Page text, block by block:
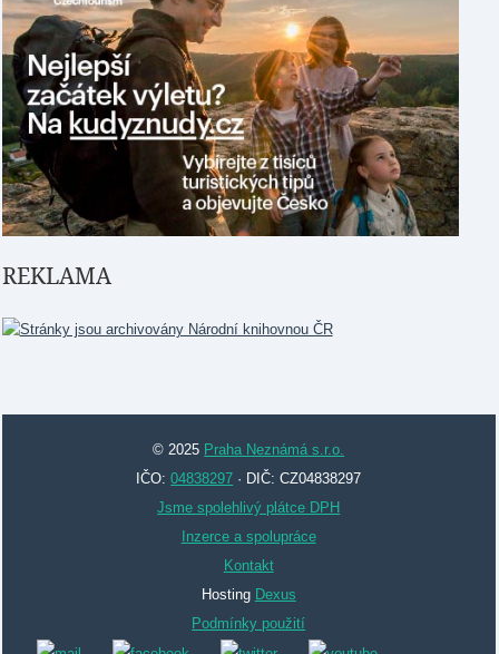
REKLAMA
© 2025 Praha Neznámá s.r.o.
IČO:04838297 · DIČ: CZ04838297
Jsme spolehlivý plátce DPH
Inzerce a spolupráce
Kontakt
Hosting Dexus
Podmínky použití